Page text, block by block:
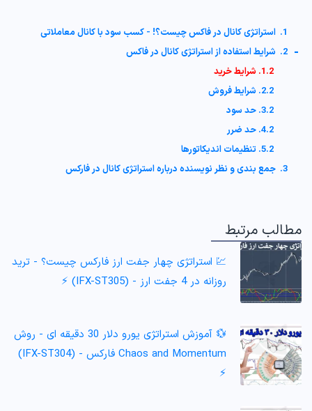
1. استراتژی کانال در فاکس چیست؟! - کسب سود با کانال معاملاتی
2. شرایط استفاده از استراتژی کانال در فاکس -
1.2. شرایط خرید
2.2. شرایط فروش
3.2. حد سود
4.2. حد ضرر
5.2. تنظیمات اندیکاتورها
3. جمع بندی و نظر نویسنده درباره استراتژی کانال در فارکس
مطالب مرتبط
💹 استراتژی چهار جفت ارز فارکس چیست؟ - ترید
روزانه در 4 جفت ارز - (IFX-ST305) ⚡️
💱 آموزش استراتژی یورو دلار 30 دقیقه ای - روش
Chaos and Momentum فارکس - (IFX-ST304)
⚡️